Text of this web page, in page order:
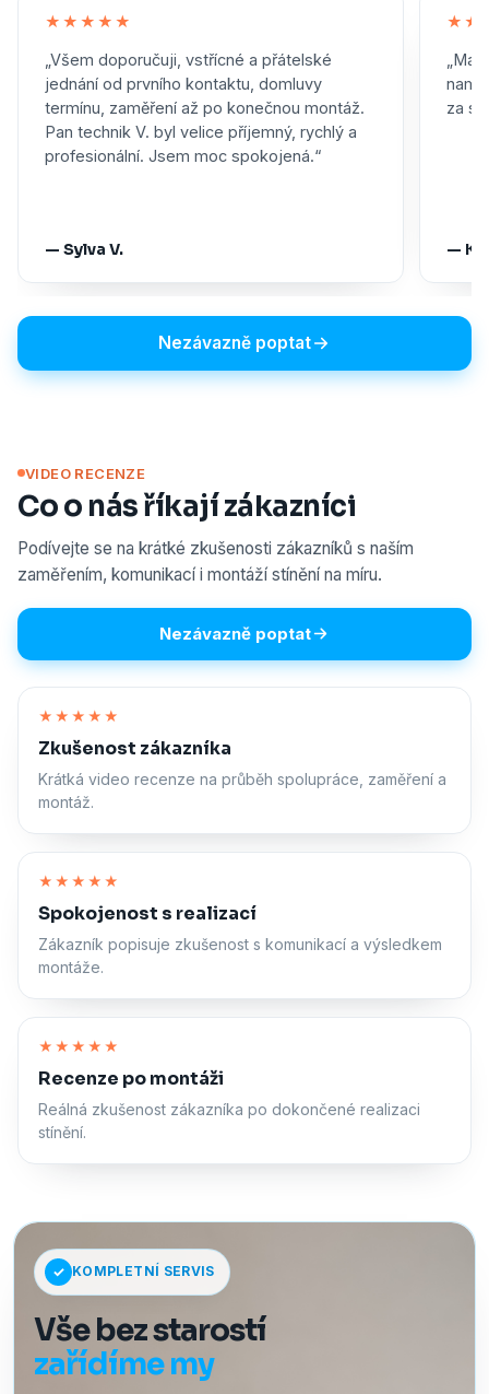
★★★★★
„Všem doporučuji, vstřícné a přátelské
jednání od prvního kontaktu, domluvy
termínu, zaměření až po konečnou montáž.
Pan technik V. byl velice příjemný, rychlý a
profesionální. Jsem moc spokojená.“
— Sylva V.
za
—
Nezávazně poptat
VIDEO RECENZE
Co o nás říkají zákazníci
Podívejte se na krátké zkušenosti zákazníků s naším
zaměřením, komunikací i montáží stínění na míru.
Nezávazně poptat
★★★★★
Zkušenost zákazníka
Krátká video recenze na průběh spolupráce, zaměření a
montáž.
★★★★★
Spokojenost s realizací
Zákazník popisuje zkušenost s komunikací a výsledkem
montáže.
★★★★★
Recenze po montáži
Reálná zkušenost zákazníka po dokončené realizaci
stínění.
KOMPLETNÍ SERVIS
Vše bez starostí
zařídíme my